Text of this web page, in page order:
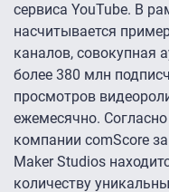
сервиса YouTube. В
насчитывается
каналов, совокупная
более 380 млн
просмотров
ежемесячно.
компании comScore
Maker Studios
количеству